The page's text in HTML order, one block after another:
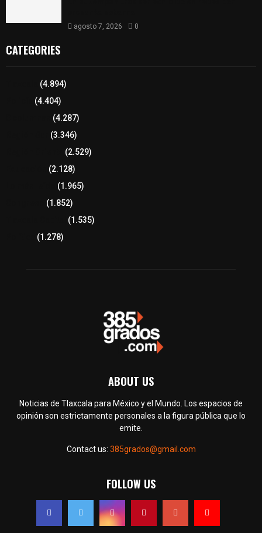
agosto 7, 2026 0
CATEGORIES
(4.894)
(4.404)
(4.287)
(3.346)
(2.529)
(2.128)
(1.965)
(1.852)
(1.535)
(1.278)
ABOUT US
Noticias de Tlaxcala para México y el Mundo. Los espacios de
opinión son estrictamente personales a la figura pública que lo
emite.
Contact us: 385grados@gmail.com
FOLLOW US